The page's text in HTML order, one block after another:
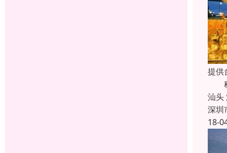
提供
科
汕头
深圳
18-